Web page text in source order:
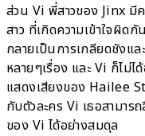
ส่วน Vi พี่สาวของ Jinx
สาว ที่เกิดความเข้าใจผิด
กลายเป็นการเกลียดชังแล
หลายๆเรื่อง และ Vi ก็ไม่
แสดงเสียงของ Hailee
กับตัวละคร Vi เธอสามาร
ของ Vi ได้อย่างสมดุล